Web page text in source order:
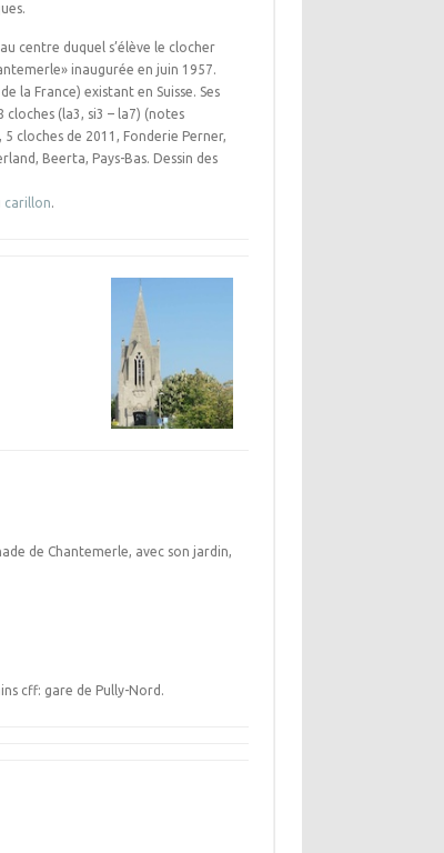
centre duquel s’élève le clocher
inaugurée en juin 1957.
la France) existant en Suisse. Ses
(la3, si3 – la7) (notes
cloches de 2011, Fonderie Perner,
Beerta, Pays-Bas. Dessin des
carillon.
de Chantemerle, avec son jardin,
cff: gare de Pully-Nord.